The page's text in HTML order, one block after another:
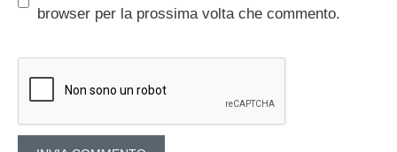
browser per la prossima volta che commento.